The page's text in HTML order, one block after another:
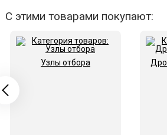
С этими товарами покупают:
Узлы отбора